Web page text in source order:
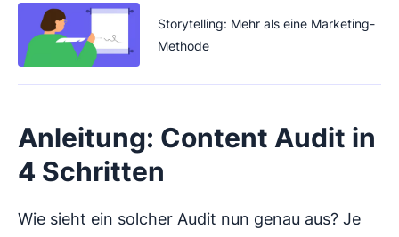
Storytelling: Mehr als eine Marketing-
Methode
Anleitung: Content Audit in
4 Schritten
Wie sieht ein solcher Audit nun genau aus? Je